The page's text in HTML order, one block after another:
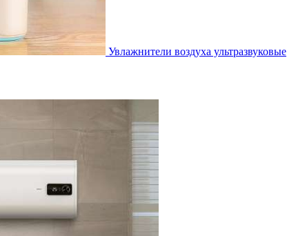
Увлажнители воздуха ультразвуковые